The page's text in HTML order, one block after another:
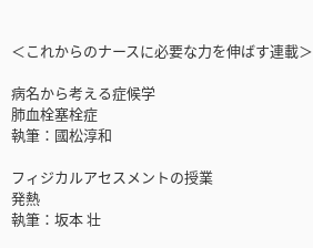
＜これからのナースに必要な力を伸ばす連載＞
病名から考える症候学
肺血栓塞栓症
執筆：國松淳和
フィジカルアセスメントの授業
発熱
執筆：坂本 壮